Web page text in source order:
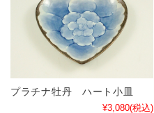
プラチナ牡丹 ハート小皿
¥3,080(税込)